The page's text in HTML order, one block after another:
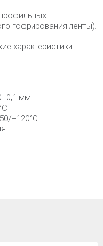
гофрирования ленты).
характеристики:
мм
+120°C